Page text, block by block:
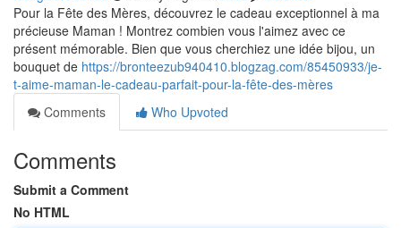
Pour la Fête des Mères, découvrez le cadeau exceptionnel à ma
précieuse Maman ! Montrez combien vous l'aimez avec ce
présent mémorable. Bien que vous cherchiez une idée bijou, un
bouquet de https://bronteezub940410.blogzag.com/85450933/je-
t-aime-maman-le-cadeau-parfait-pour-la-fête-des-mères
Comments
Who Upvoted
Comments
Submit a Comment
No HTML